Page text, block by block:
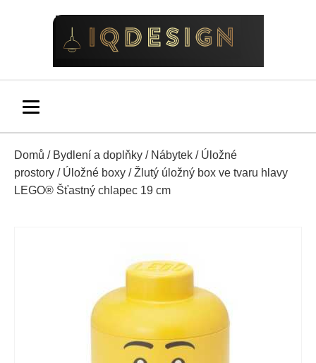
Domů / Bydlení a doplňky / Nábytek / Úložné
prostory / Úložné boxy / Žlutý úložný box ve tvaru hlavy
LEGO® Šťastný chlapec 19 cm